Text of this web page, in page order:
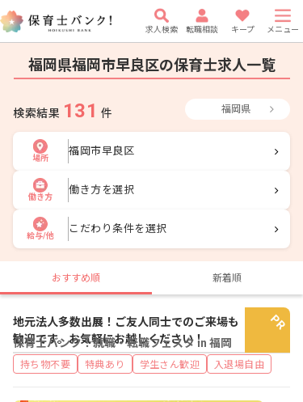
求人検索 転職相談 キープ メニュー
福岡県福岡市早良区の保育士求人一覧
検索結果 131 件 福岡県
場所
福岡市早良区
働き方
働き方を選択
給与/他
こだわり条件を選択
おすすめ順 新着順
保育士バンク！就職・転職フェスタ in 福岡
地元法人多数出展！ご友人同士でのご来場も
歓迎です。お気軽にお越しください！
持ち物不要 特典あり 学生さん歓迎 入退場自由